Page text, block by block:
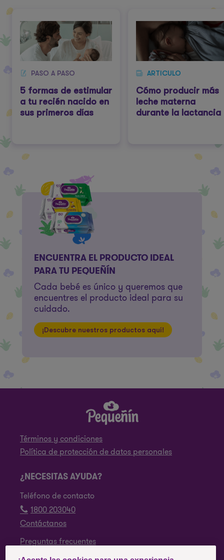
PASO A PASO
5 formas de estimular
a tu recién nacido en
sus primeros días
ARTICULO
Cómo producir más
leche materna
durante la lactancia
ENCUENTRA EL PRODUCTO IDEAL
PARA TU PEQUEÑÍN
Cada bebé es único y queremos que
encuentres el producto ideal para su
cuidado.
¡Descubre nuestros productos aquí!
Términos y condiciones
Política de protección de datos personales
¿NECESITAS AYUDA?
Teléfono de contacto
1800 203040
Contáctanos
Preguntas frecuentes